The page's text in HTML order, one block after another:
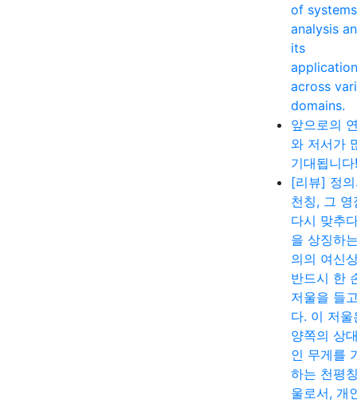
of systems
analysis
its
across
domains.
앞으로의
와 저서가
기대됩니다!
[리뷰] 정
천칭, 그 영
다시 맞추
을 상징하
의의 여신
반드시 한
저울을 들
다. 이 저울
양쪽의 상
인 무게를
하는 천평
울로서, 개